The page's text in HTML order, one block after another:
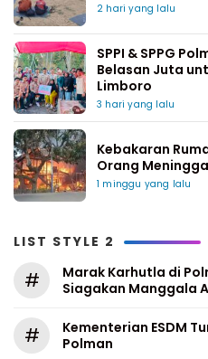
2 hari yang lalu
SPPI & SPPG
Belasan Juta
Limboro
3 hari yang lalu
Kebakaran
Orang
1 minggu yang lalu
LIST STYLE 2
#
Marak Karhutla di
Siagakan Manggala
#
Kementerian ESDM
Polman